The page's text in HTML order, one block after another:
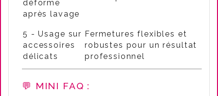
déforme
après lavage
5 - Usage sur
accessoires
délicats
Fermetures flexibles et
robustes pour un résultat
professionnel
💬 MINI FAQ :